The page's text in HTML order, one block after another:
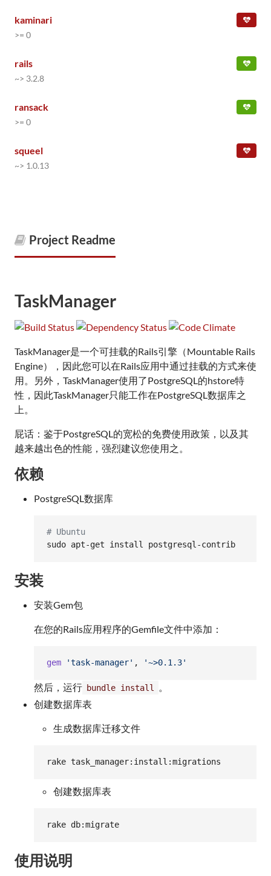
kaminari
>= 0
rails
~> 3.2.8
ransack
>= 0
squeel
~> 1.0.13
Project Readme
TaskManager
TaskManager是一个可挂载的Rails引擎（Mountable Rails
Engine），因此您可以在Rails应用中通过挂载的方式来使
用。另外，TaskManager使用了PostgreSQL的hstore特
性，因此TaskManager只能工作在PostgreSQL数据库之
上。
屁话：鉴于PostgreSQL的宽松的免费使用政策，以及其
越来越出色的性能，强烈建议您使用之。
依赖
PostgreSQL数据库
# Ubuntu
sudo apt-get install postgresql-contrib
安装
安装Gem包
在您的Rails应用程序的Gemfile文件中添加：
gem 'task-manager' , '~>0.1.3'
然后，运行 bundle install
。
创建数据库表
生成数据库迁移文件
rake task_manager:install:migrations
创建数据库表
rake db:migrate
使用说明